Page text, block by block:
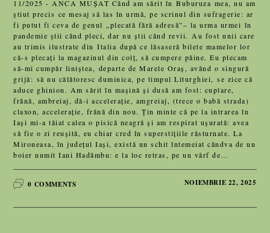
11/2025 - ANCA MUȘAT Când am sărit în Buburuza mea, nu am
știut precis ce mesaj să las în urmă, pe scrinul din sufragerie: ar
fi putut fi ceva de genul „plecată fără adresă”– la urma urmei în
pandemie știi când pleci, dar nu știi când revii. Au fost unii care
au trimis ilustrate din Italia după ce lăsaseră bilete mamelor lor
că-s plecați la magazinul din colț, să cumpere pâine. Eu plecam
să-mi cumpăr liniștea, departe de Marele Oraș, având o singură
grijă: să nu călătoresc duminica, pe timpul Liturghiei, se zice că
aduce ghinion. Am sărit în mașină și dusă am fost: cuplare,
frână, ambreiaj, dă-i accelerație, amgreiaj, (trece o babă strada)
claxon, accelerație, frână din nou. Țin minte că pe la intrarea în
Iași mi-a tăiat calea o pisică neagră și am respirat ușurată: avea
să fie o zi reușită, eu chiar cred în superstițiile răsturnate. La
Mironeasa, în județul Iași, există un schit întemeiat cândva de un
boier numit Iani Hadâmbu: e la loc retras, pe un vârf de…
0 COMMENTS NOIEMBRIE 22, 2025